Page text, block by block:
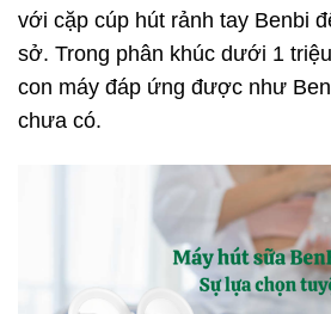
với cặp cúp hút rảnh tay Benbi
sở. Trong phân khúc dưới 1
con máy đáp ứng được như
chưa có.